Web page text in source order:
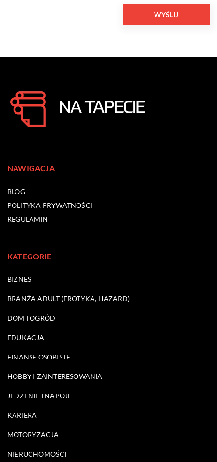
NAWIGACJA
BLOG
POLITYKA PRYWATNOŚCI
REGULAMIN
KATEGORIE
BIZNES
BRANŻA ADULT (EROTYKA, HAZARD)
DOM I OGRÓD
EDUKACJA
FINANSE OSOBISTE
HOBBY I ZAINTERESOWANIA
JEDZENIE I NAPOJE
KARIERA
MOTORYZACJA
NIERUCHOMOŚCI